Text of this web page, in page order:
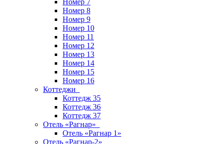
Номер 7
Номер 8
Номер 9
Номер 10
Номер 11
Номер 12
Номер 13
Номер 14
Номер 15
Номер 16
Коттеджи
Коттедж 35
Коттедж 36
Коттедж 37
Отель «Рагнар»
Отель «Рагнар 1»
Отель «Рагнар-2»